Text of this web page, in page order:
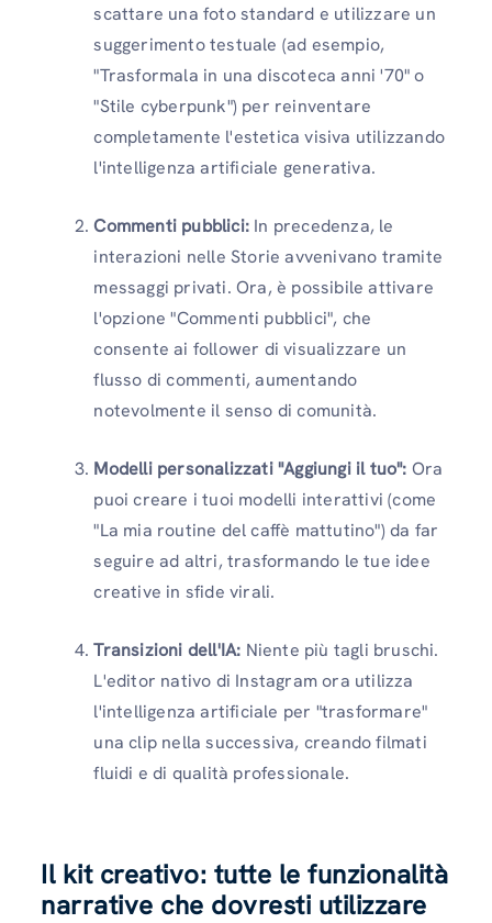
scattare una foto standard e utilizzare un
suggerimento testuale (ad esempio,
"Trasformala in una discoteca anni '70" o
"Stile cyberpunk") per reinventare
completamente l'estetica visiva utilizzando
l'intelligenza artificiale generativa.
Commenti pubblici: In precedenza, le
interazioni nelle Storie avvenivano tramite
messaggi privati. Ora, è possibile attivare
l'opzione "Commenti pubblici", che
consente ai follower di visualizzare un
flusso di commenti, aumentando
notevolmente il senso di comunità.
Modelli personalizzati "Aggiungi il tuo": Ora
puoi creare i tuoi modelli interattivi (come
"La mia routine del caffè mattutino") da far
seguire ad altri, trasformando le tue idee
creative in sfide virali.
Transizioni dell'IA: Niente più tagli bruschi.
L'editor nativo di Instagram ora utilizza
l'intelligenza artificiale per "trasformare"
una clip nella successiva, creando filmati
fluidi e di qualità professionale.
Il kit creativo: tutte le funzionalità
narrative che dovresti utilizzare